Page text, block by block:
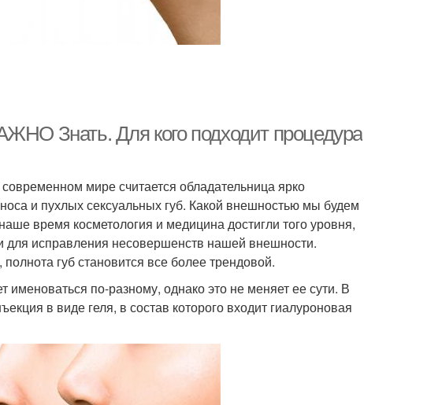
Знать. Для кого подходит процедура
мире считается обладательница ярко
и пухлых сексуальных губ. Какой внешностью мы будем
время косметология и медицина достигли того уровня,
исправления несовершенств нашей внешности.
губ становится все более трендовой.
по-разному, однако это не меняет ее сути. В
в виде геля, в состав которого входит гиалуроновая